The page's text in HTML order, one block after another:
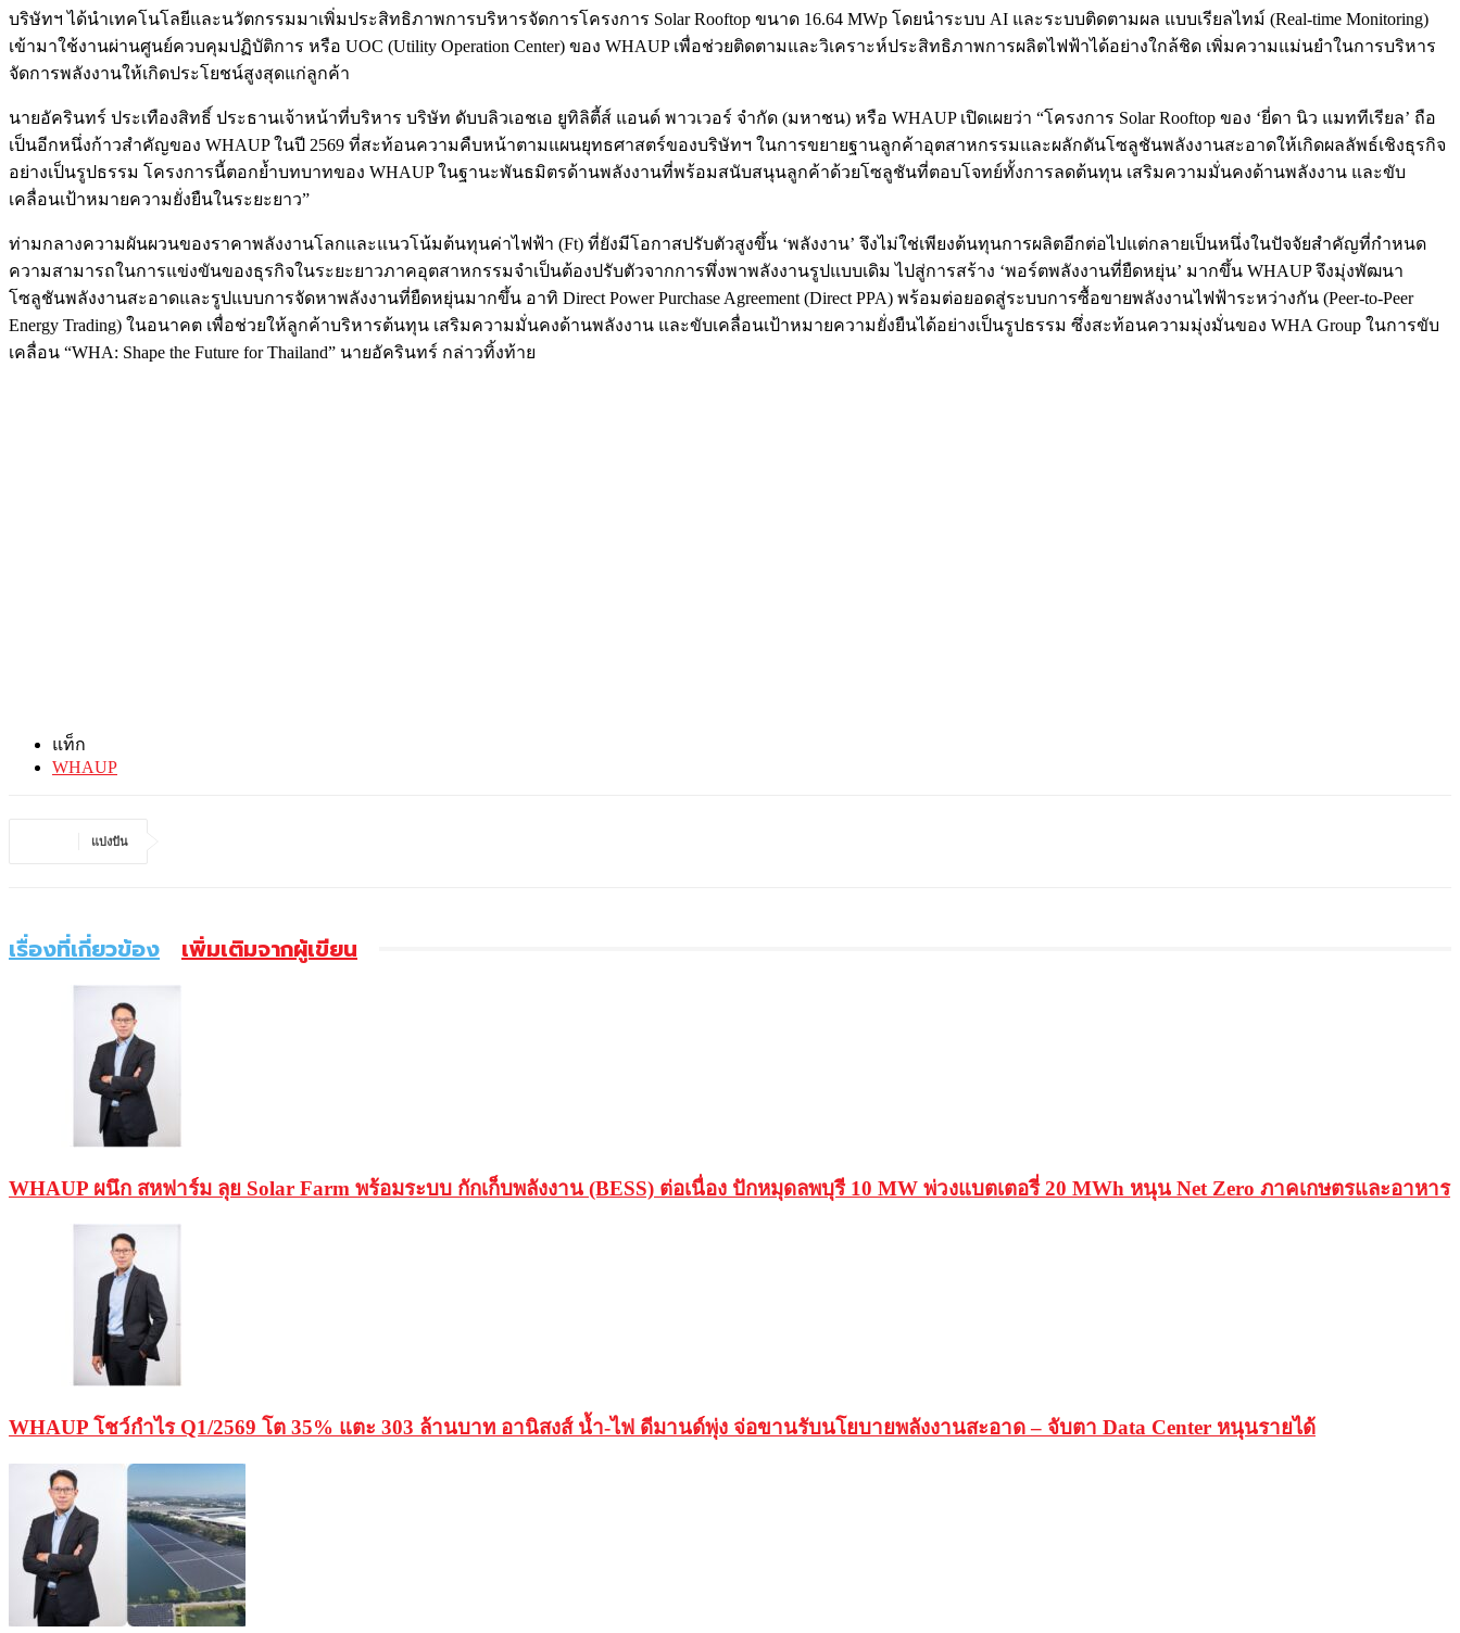
บริษัทฯ ได้นำเทคโนโลยีและนวัตกรรมมาเพิ่มประสิทธิภาพการบริหารจัดการโครงการ Solar Rooftop ขนาด 16.64 MWp โดยนำระบบ AI และระบบติดตามผล แบบเรียลไทม์ (Real-time Monitoring)
เข้ามาใช้งานผ่านศูนย์ควบคุมปฏิบัติการ หรือ UOC (Utility Operation Center) ของ WHAUP เพื่อช่วยติดตามและวิเคราะห์ประสิทธิภาพการผลิตไฟฟ้าได้อย่างใกล้ชิด เพิ่มความแม่นยำในการบริหาร
จัดการพลังงานให้เกิดประโยชน์สูงสุดแก่ลูกค้า
นายอัครินทร์ ประเทืองสิทธิ์ ประธานเจ้าหน้าที่บริหาร บริษัท ดับบลิวเอชเอ ยูทิลิตี้ส์ แอนด์ พาวเวอร์ จำกัด (มหาชน) หรือ WHAUP เปิดเผยว่า “โครงการ Solar Rooftop ของ ‘ยี่ดา นิว แมททีเรียล’ ถือ
เป็นอีกหนึ่งก้าวสำคัญของ WHAUP ในปี 2569 ที่สะท้อนความคืบหน้าตามแผนยุทธศาสตร์ของบริษัทฯ ในการขยายฐานลูกค้าอุตสาหกรรมและผลักดันโซลูชันพลังงานสะอาดให้เกิดผลลัพธ์เชิงธุรกิจ
อย่างเป็นรูปธรรม โครงการนี้ตอกย้ำบทบาทของ WHAUP ในฐานะพันธมิตรด้านพลังงานที่พร้อมสนับสนุนลูกค้าด้วยโซลูชันที่ตอบโจทย์ทั้งการลดต้นทุน เสริมความมั่นคงด้านพลังงาน และขับ
เคลื่อนเป้าหมายความยั่งยืนในระยะยาว”
ท่ามกลางความผันผวนของราคาพลังงานโลกและแนวโน้มต้นทุนค่าไฟฟ้า (Ft) ที่ยังมีโอกาสปรับตัวสูงขึ้น ‘พลังงาน’ จึงไม่ใช่เพียงต้นทุนการผลิตอีกต่อไปแต่กลายเป็นหนึ่งในปัจจัยสำคัญที่กำหนด
ความสามารถในการแข่งขันของธุรกิจในระยะยาวภาคอุตสาหกรรมจำเป็นต้องปรับตัวจากการพึ่งพาพลังงานรูปแบบเดิม ไปสู่การสร้าง ‘พอร์ตพลังงานที่ยืดหยุ่น’ มากขึ้น WHAUP จึงมุ่งพัฒนา
โซลูชันพลังงานสะอาดและรูปแบบการจัดหาพลังงานที่ยืดหยุ่นมากขึ้น อาทิ Direct Power Purchase Agreement (Direct PPA) พร้อมต่อยอดสู่ระบบการซื้อขายพลังงานไฟฟ้าระหว่างกัน (Peer-to-Peer
Energy Trading) ในอนาคต เพื่อช่วยให้ลูกค้าบริหารต้นทุน เสริมความมั่นคงด้านพลังงาน และขับเคลื่อนเป้าหมายความยั่งยืนได้อย่างเป็นรูปธรรม ซึ่งสะท้อนความมุ่งมั่นของ WHA Group ในการขับ
เคลื่อน “WHA: Shape the Future for Thailand” นายอัครินทร์ กล่าวทิ้งท้าย
แท็ก
WHAUP
แบ่งปัน
เรื่องที่เกี่ยวข้อง เพิ่มเติมจากผู้เขียน
WHAUP ผนึก สหฟาร์ม ลุย Solar Farm พร้อมระบบ กักเก็บพลังงาน (BESS) ต่อเนื่อง ปักหมุดลพบุรี 10 MW พ่วงแบตเตอรี่ 20 MWh หนุน Net Zero ภาคเกษตรและอาหาร
WHAUP โชว์กำไร Q1/2569 โต 35% แตะ 303 ล้านบาท อานิสงส์ น้ำ-ไฟ ดีมานด์พุ่ง จ่อขานรับนโยบายพลังงานสะอาด – จับตา Data Center หนุนรายได้